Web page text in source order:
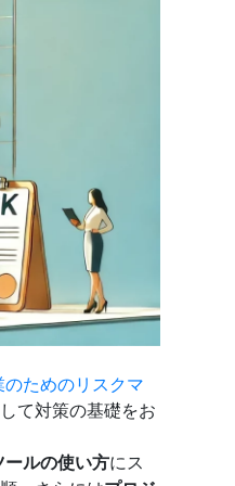
のためのリスクマ
て対策の基礎をお
ールの使い方にス